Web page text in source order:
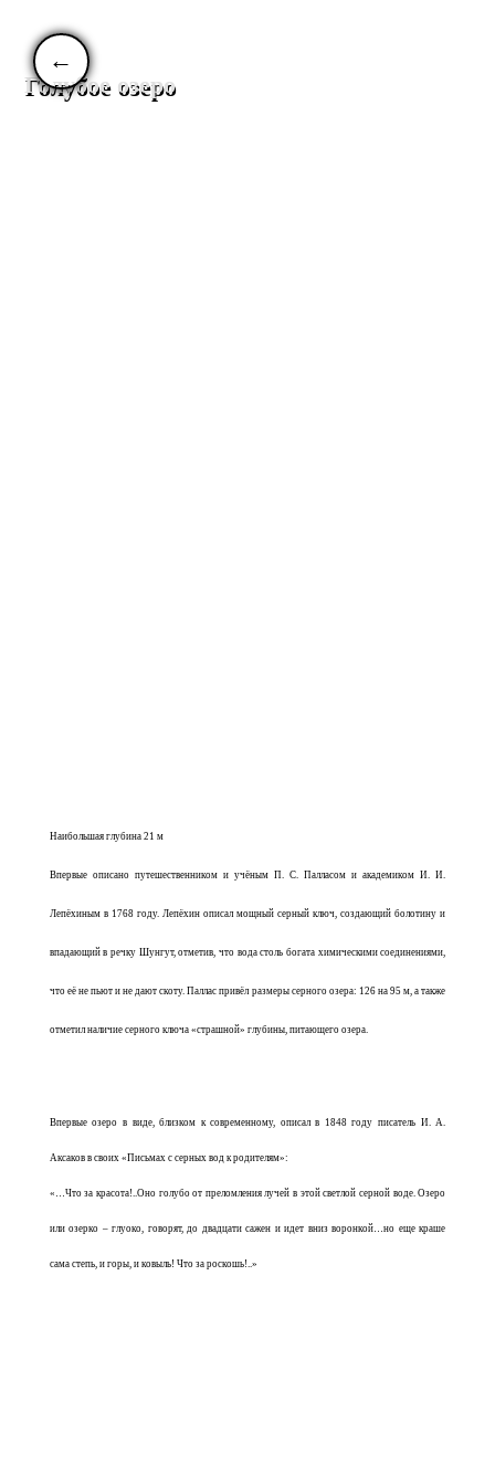
←
Голубое озеро
Наибольшая глубина 21 м
Впервые описано путешественником и учёным П. С. Палласом и академиком И. И.
Лепёхиным в 1768 году. Лепёхин описал мощный серный ключ, создающий болотину и
впадающий в речку Шунгут, отметив, что вода столь богата химическими соединениями,
что её не пьют и не дают скоту. Паллас привёл размеры серного озера: 126 на 95 м, а также
отметил наличие серного ключа «страшной» глубины, питающего озера.
Впервые озеро в виде, близком к современному, описал в 1848 году писатель И. А.
Аксаков в своих «Письмах с серных вод к родителям»:
«…Что за красота!..Оно голубо от преломления лучей в этой светлой серной воде. Озеро
или озерко – глуоко, говорят, до двадцати сажен и идет вниз воронкой…но еще краше
сама степь, и горы, и ковыль! Что за роскошь!..»